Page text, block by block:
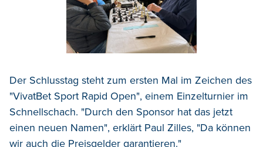
Der Schlusstag steht zum ersten Mal im Zeichen des
"VivatBet Sport Rapid Open", einem Einzelturnier im
Schnellschach. "Durch den Sponsor hat das jetzt
einen neuen Namen", erklärt Paul Zilles, "Da können
wir auch die Preisgelder garantieren."